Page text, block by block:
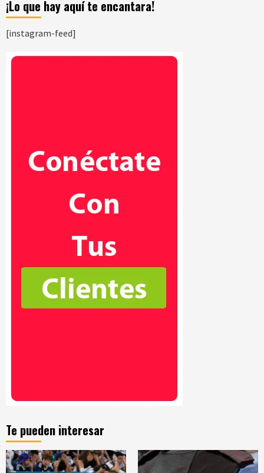
¡Lo que hay aquí te encantara!
[instagram-feed]
Te pueden interesar